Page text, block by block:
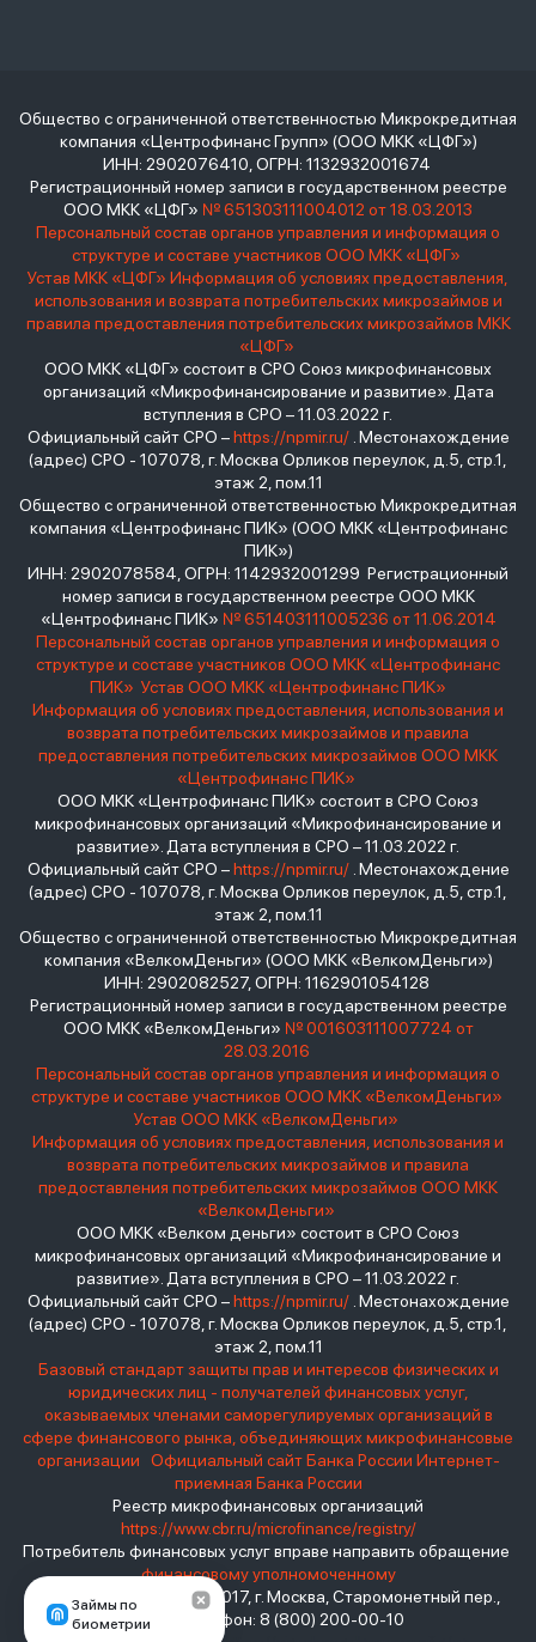
Займы по
биометрии
Общество с ограниченной ответственностью Микрокредитная
компания «Центрофинанс Групп» (ООО МКК «ЦФГ»)
ИНН: 2902076410, ОГРН: 1132932001674
Регистрационный номер записи в государственном реестре
ООО МКК «ЦФГ» № 651303111004012 от 18.03.2013
Персональный состав органов управления и информация о
структуре и составе участников ООО МКК «ЦФГ»
Устав МКК «ЦФГ» Информация об условиях предоставления,
использования и возврата потребительских микрозаймов и
правила предоставления потребительских микрозаймов МКК
«ЦФГ»
ООО МКК «ЦФГ» состоит в СРО Союз микрофинансовых
организаций «Микрофинансирование и развитие». Дата
вступления в СРО – 11.03.2022 г.
Официальный сайт СРО –https://npmir.ru/. Местонахождение
(адрес) СРО - 107078, г. Москва Орликов переулок, д.5, стр.1,
этаж 2, пом.11
Общество с ограниченной ответственностью Микрокредитная
компания «Центрофинанс ПИК» (ООО МКК «Центрофинанс
ПИК»)
ИНН: 2902078584, ОГРН: 1142932001299 Регистрационный
номер записи в государственном реестре ООО МКК
«Центрофинанс ПИК» № 651403111005236 от 11.06.2014
Персональный состав органов управления и информация о
структуре и составе участников ООО МКК «Центрофинанс
ПИК» Устав ООО МКК «Центрофинанс ПИК»
Информация об условиях предоставления, использования и
возврата потребительских микрозаймов и правила
предоставления потребительских микрозаймов ООО МКК
«Центрофинанс ПИК»
ООО МКК «Центрофинанс ПИК» состоит в СРО Союз
микрофинансовых организаций «Микрофинансирование и
развитие». Дата вступления в СРО – 11.03.2022 г.
Официальный сайт СРО –https://npmir.ru/. Местонахождение
(адрес) СРО - 107078, г. Москва Орликов переулок, д.5, стр.1,
этаж 2, пом.11
Общество с ограниченной ответственностью Микрокредитная
компания «ВелкомДеньги» (ООО МКК «ВелкомДеньги»)
ИНН: 2902082527, ОГРН: 1162901054128
Регистрационный номер записи в государственном реестре
ООО МКК «ВелкомДеньги» № 001603111007724 от
28.03.2016
Персональный состав органов управления и информация о
структуре и составе участников ООО МКК «ВелкомДеньги»
Устав ООО МКК «ВелкомДеньги»
Информация об условиях предоставления, использования и
возврата потребительских микрозаймов и правила
предоставления потребительских микрозаймов ООО МКК
«ВелкомДеньги»
ООО МКК «Велком деньги» состоит в СРО Союз
микрофинансовых организаций «Микрофинансирование и
развитие». Дата вступления в СРО – 11.03.2022 г.
Официальный сайт СРО –https://npmir.ru/. Местонахождение
(адрес) СРО - 107078, г. Москва Орликов переулок, д.5, стр.1,
этаж 2, пом.11
Базовый стандарт защиты прав и интересов физических и
юридических лиц - получателей финансовых услуг,
оказываемых членами саморегулируемых организаций в
сфере финансового рынка, объединяющих микрофинансовые
организации
Официальный сайт Банка России Интернет-
приемная Банка России
Реестр микрофинансовых организаций
https://www.cbr.ru/microfinance/registry/
Потребитель финансовых услуг вправе направить обращение
финансовому уполномоченному
Место нахождения: 119017, г. Москва, Старомонетный пер.,
дом 3 Телефон: 8 (800) 200-00-10